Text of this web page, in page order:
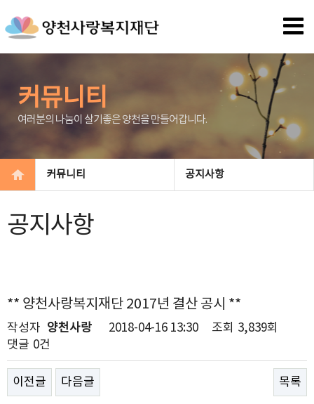
커뮤니티
여러분의 나눔이 살기좋은 양천을 만들어갑니다.
커뮤니티 공지사항
공지사항
** 양천사랑복지재단 2017년 결산 공시 **
작성자 양천사랑 2018-04-16 13:30 조회 3,839회
댓글 0건
이전글 다음글 목록